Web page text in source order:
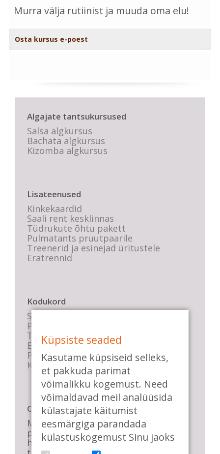
Murra välja rutiinist ja muuda oma elu!
Osta kursus e-poest
Algajate tantsukursused
Salsa algkursus
Bachata algkursus
Kizomba algkursus
Lisateenused
Kinkekaardid
Saali rent kesklinnas
Tüdrukute õhtu pakett
Pulmatants pruutpaarile
Treenerid ja esinejad üritustele
Eratrennid
Kodukord
Stuudio sisekord
Privaatsustingimused
Tasemete kirjeldused
E-poe tingimused
Parkimise info
KKK
Casa de Baile
Me pühendume lõbusale olemisele,
positiivsele seltskonnale ja
huvitavatele ning kasulikele
Küpsiste seaded
Kasutame küpsiseid selleks,
et pakkuda parimat
võimalikku kogemust. Need
võimaldavad meil analüüsida
külastajate käitumist
eesmärgiga parandada
külastuskogemust Sinu jaoks